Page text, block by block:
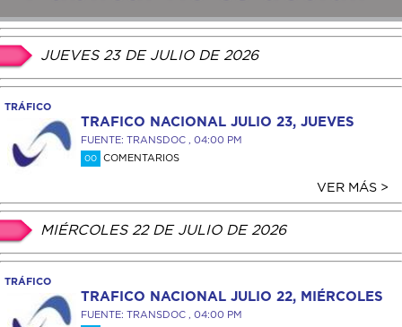
JUEVES 23 DE JULIO DE 2026
TRÁFICO
TRAFICO NACIONAL JULIO 23, JUEVES
FUENTE: TRANSDOC , 04:00 PM
00 COMENTARIOS
VER MÁS >
MIÉRCOLES 22 DE JULIO DE 2026
TRÁFICO
TRAFICO NACIONAL JULIO 22, MIÉRCOLES
FUENTE: TRANSDOC , 04:00 PM